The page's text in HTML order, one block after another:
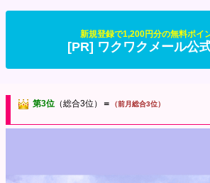
新規登録で1,200円分の無料ポイ
[PR] ワクワクメール公
第3位 （総合3位） ＝ （前月総合3位）